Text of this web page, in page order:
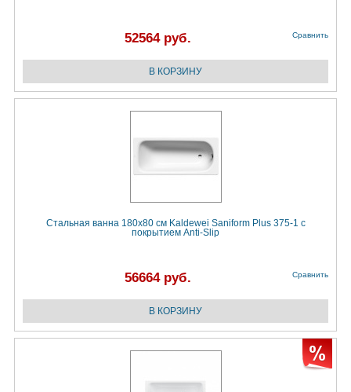
52564 руб. Сравнить
Стальная ванна 180х80 см Kaldewei Saniform Plus 375-1 с
покрытием Anti-Slip
56664 руб. Сравнить